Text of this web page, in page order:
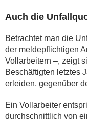
Auch die
Betrachtet man die
der meldepflichtigen
Vollarbeitern –, zeigt
Beschäftigten letztes
erleiden, gegenüber
Ein Vollarbeiter
durchschnittlich von